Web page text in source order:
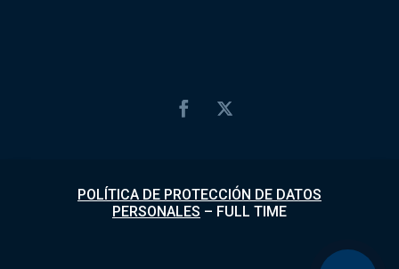
POLÍTICA DE PROTECCIÓN DE DATOS
PERSONALES – FULL TIME